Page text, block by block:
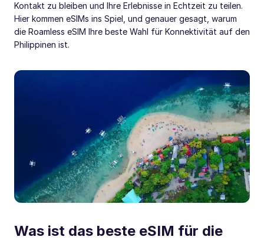
Kontakt zu bleiben und Ihre Erlebnisse in Echtzeit zu teilen.
Hier kommen eSIMs ins Spiel, und genauer gesagt, warum
die Roamless eSIM Ihre beste Wahl für Konnektivität auf den
Philippinen ist.
Was ist das beste eSIM für die